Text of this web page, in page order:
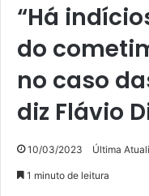
“Há
do
no caso
diz Flávio
10/03/2023 Última
1 minuto de leitura